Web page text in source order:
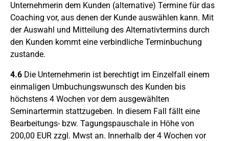
Unternehmerin dem Kunden (alternative) Termine für das
Coaching vor, aus denen der Kunde auswählen kann. Mit
der Auswahl und Mitteilung des Alternativtermins durch
den Kunden kommt eine verbindliche Terminbuchung
zustande.
4.6 Die Unternehmerin ist berechtigt im Einzelfall einem
einmaligen Umbuchungswunsch des Kunden bis
höchstens 4 Wochen vor dem ausgewählten
Seminartermin stattzugeben. In diesem Fall fällt eine
Bearbeitungs- bzw. Tagungspauschale in Höhe von
200,00 EUR zzgl. Mwst an. Innerhalb der 4 Wochen vor